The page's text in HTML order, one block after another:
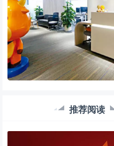
推荐阅读